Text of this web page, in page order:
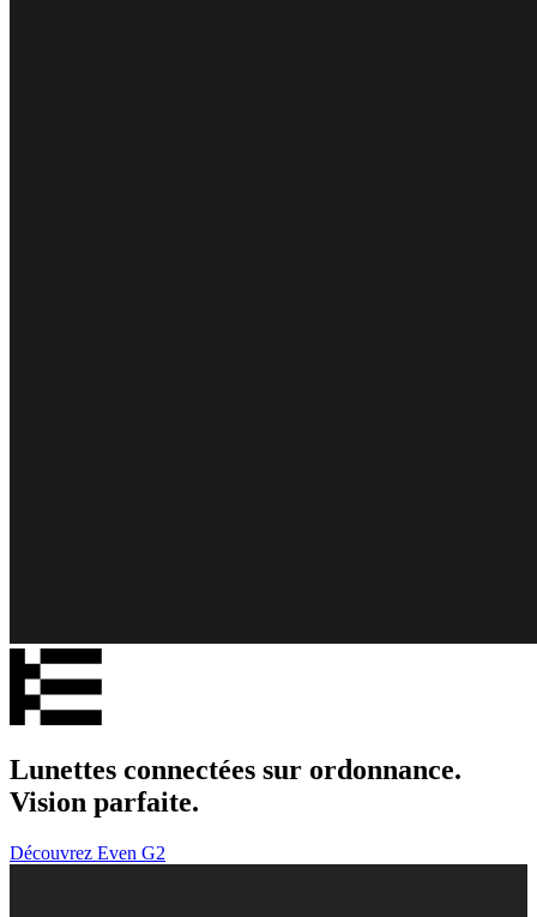
Lunettes connectées sur ordonnance.
Vision parfaite.
Découvrez Even G2